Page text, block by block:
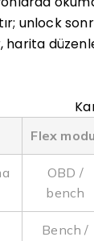
unlock
harita
Flex modu
OBD /
bench
Bench /